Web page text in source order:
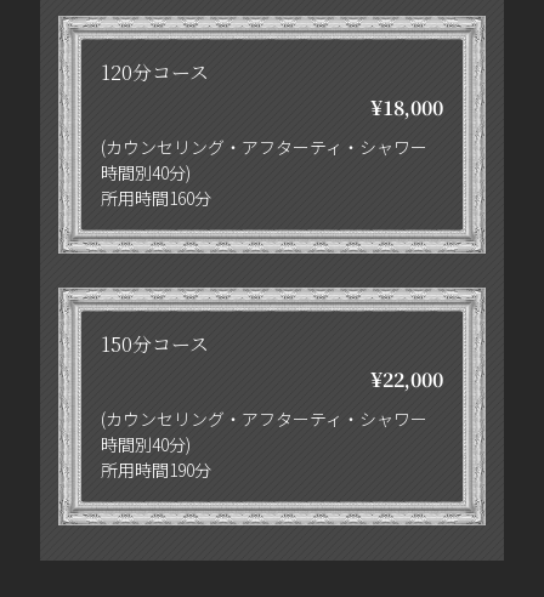
120分コース
¥18,000
(カウンセリング・アフターティ・シャワー
時間別40分)
所用時間160分
150分コース
¥22,000
(カウンセリング・アフターティ・シャワー
時間別40分)
所用時間190分